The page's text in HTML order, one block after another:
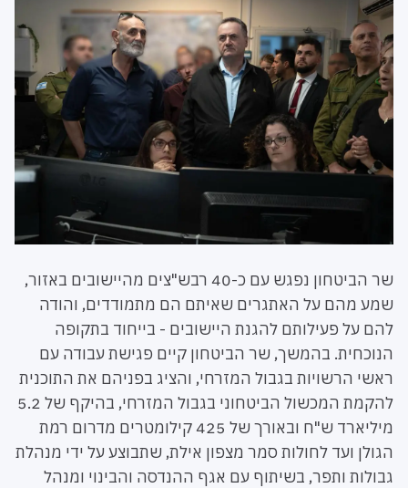
שר הביטחון נפגש עם כ-40 רבש"צים מהיישובים באזור,
שמע מהם על האתגרים שאיתם הם מתמודדים, והודה
להם על פעילותם להגנת היישובים - בייחוד בתקופה
הנוכחית. בהמשך, שר הביטחון קיים פגישת עבודה עם
ראשי הרשויות בגבול המזרחי, והציג בפניהם את התוכנית
להקמת המכשול הביטחוני בגבול המזרחי, בהיקף של 5.2
מיליארד ש"ח ובאורך של 425 קילומטרים מדרום רמת
הגולן ועד לחולות סמר מצפון אילת, שתבוצע על ידי מנהלת
גבולות ותפר, בשיתוף עם אגף ההנדסה והבינוי ומנהל